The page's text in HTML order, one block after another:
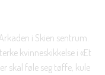
i Skien sentrum.
kvinneskikkelse i «Et
skal føle seg tøffe, kule